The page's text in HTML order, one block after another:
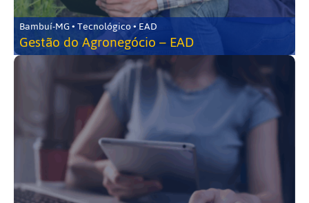
Bambuí-MG • Tecnológico • EAD
Gestão do Agronegócio – EAD